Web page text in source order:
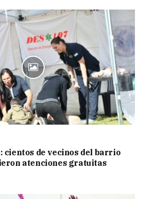
cientos de vecinos del barrio
atenciones gratuitas